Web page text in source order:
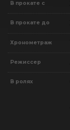
В прокате с
В прокате до
Хронометраж
Режиссер
В ролях